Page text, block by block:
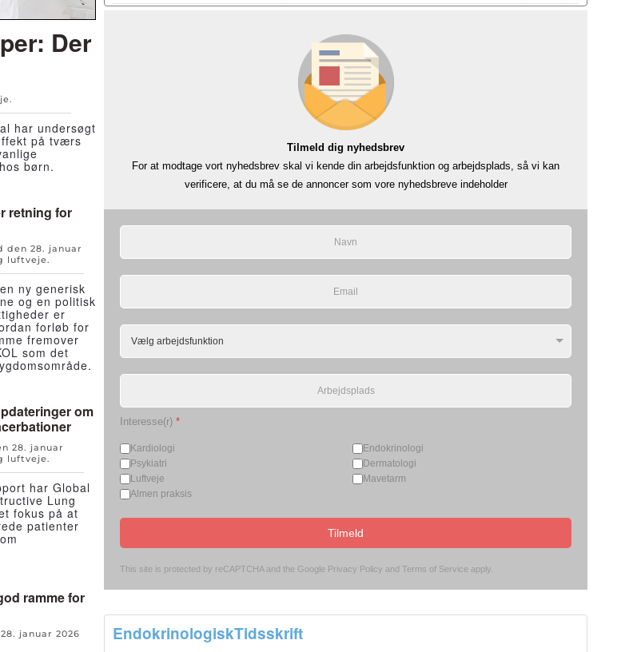
Der
.
har undersøgt
på tværs
børn.
retning for
den 28. januar
luftveje.
ny generisk
og en politisk
er
forløb for
fremover
som det
om
28. januar
luftveje.
har Global
Lung
fokus på at
patienter
ramme for
28. januar 2026
Tilmeld dig nyhedsbrev
For at modtage vort nyhedsbrev skal vi kende din arbejdsfunktion og arbejdsplads, så vi kan
verificere, at du må se de annoncer som vore nyhedsbreve indeholder
Interesse(r) *
Kardiologi
Endokrinologi
Psykiatri
Dermatologi
Luftveje
Mavetarm
Almen praksis
Tilmeld
This site is protected by reCAPTCHA and the Google Privacy Policy and Terms of Service apply.
EndokrinologiskTidsskrift